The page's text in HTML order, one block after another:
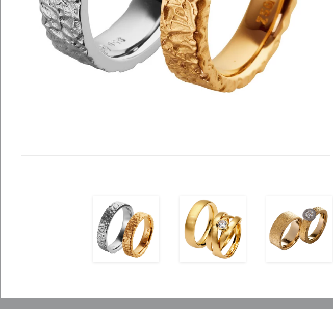
ansehen ansehen ansehen